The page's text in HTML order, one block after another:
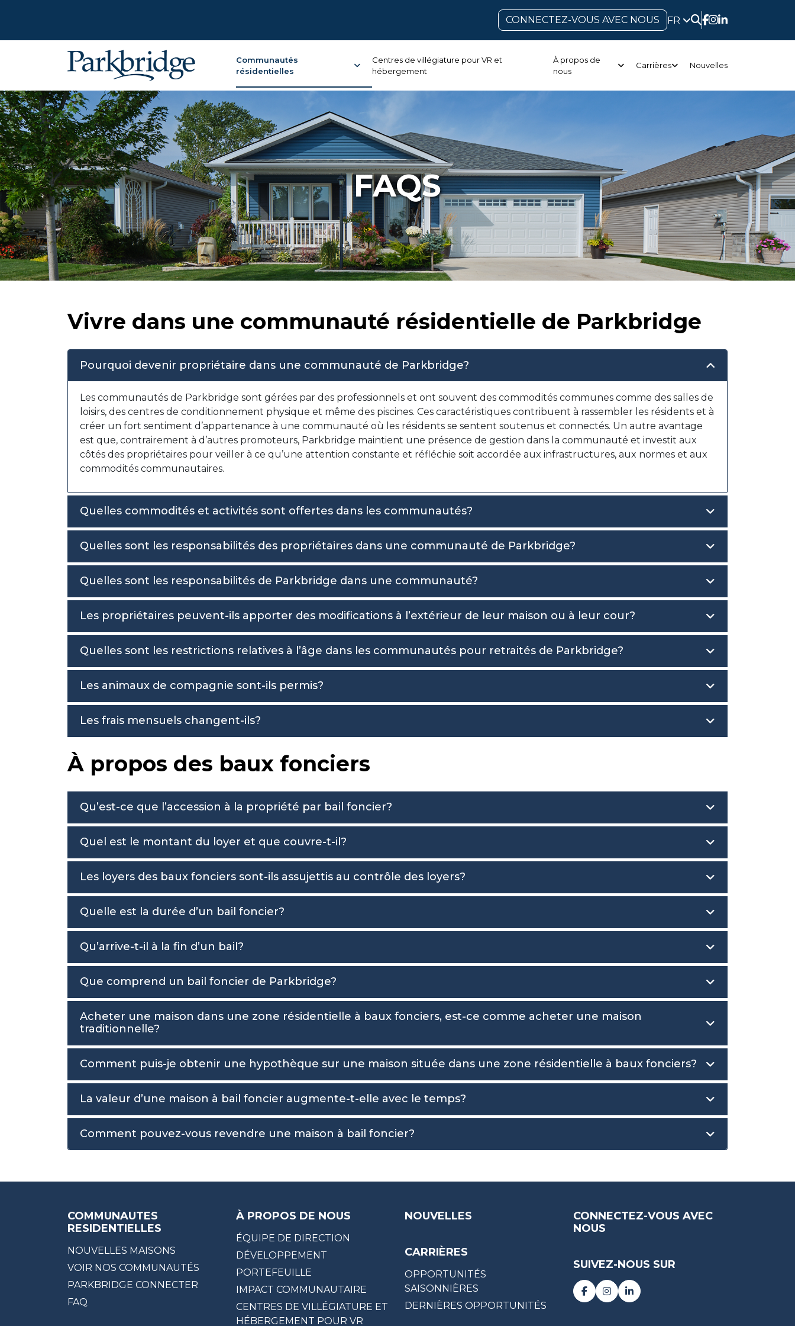
CONNECTEZ-VOUS AVEC NOUS FR
Communautés
résidentielles
Centres de villégiature pour VR et
hébergement
À propos de
nous
Carrières Nouvelles
FAQS
Vivre dans une communauté résidentielle de Parkbridge
Pourquoi devenir propriétaire dans une communauté de Parkbridge?
Les communautés de Parkbridge sont gérées par des professionnels et ont souvent des commodités communes comme des salles de
loisirs, des centres de conditionnement physique et même des piscines. Ces caractéristiques contribuent à rassembler les résidents et à
créer un fort sentiment d’appartenance à une communauté où les résidents se sentent soutenus et connectés. Un autre avantage
est que, contrairement à d’autres promoteurs, Parkbridge maintient une présence de gestion dans la communauté et investit aux
côtés des propriétaires pour veiller à ce qu’une attention constante et réfléchie soit accordée aux infrastructures, aux normes et aux
commodités communautaires.
Quelles commodités et activités sont offertes dans les communautés?
Quelles sont les responsabilités des propriétaires dans une communauté de Parkbridge?
Quelles sont les responsabilités de Parkbridge dans une communauté?
Les propriétaires peuvent-ils apporter des modifications à l’extérieur de leur maison ou à leur cour?
Quelles sont les restrictions relatives à l’âge dans les communautés pour retraités de Parkbridge?
Les animaux de compagnie sont-ils permis?
Les frais mensuels changent-ils?
À propos des baux fonciers
Qu’est-ce que l’accession à la propriété par bail foncier?
Quel est le montant du loyer et que couvre-t-il?
Les loyers des baux fonciers sont-ils assujettis au contrôle des loyers?
Quelle est la durée d’un bail foncier?
Qu’arrive-t-il à la fin d’un bail?
Que comprend un bail foncier de Parkbridge?
Acheter une maison dans une zone résidentielle à baux fonciers, est-ce comme acheter une maison
traditionnelle?
Comment puis-je obtenir une hypothèque sur une maison située dans une zone résidentielle à baux fonciers?
La valeur d’une maison à bail foncier augmente-t-elle avec le temps?
Comment pouvez-vous revendre une maison à bail foncier?
COMMUNAUTES
RESIDENTIELLES
NOUVELLES MAISONS
VOIR NOS COMMUNAUTÉS
PARKBRIDGE CONNECTER
FAQ
À PROPOS DE NOUS
ÉQUIPE DE DIRECTION
DÉVELOPPEMENT
PORTEFEUILLE
IMPACT COMMUNAUTAIRE
CENTRES DE VILLÉGIATURE ET
HÉBERGEMENT POUR VR
NOUVELLES
CARRIÈRES
OPPORTUNITÉS
SAISONNIÈRES
DERNIÈRES OPPORTUNITÉS
CONNECTEZ-VOUS AVEC
NOUS
SUIVEZ-NOUS SUR